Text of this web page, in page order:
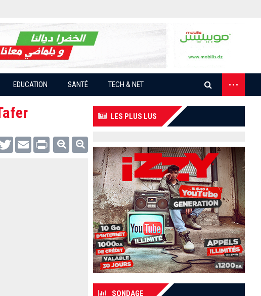
EDUCATION SANTÉ TECH & NET
...
Twitter Email Print
LES PLUS LUS
SONDAGE